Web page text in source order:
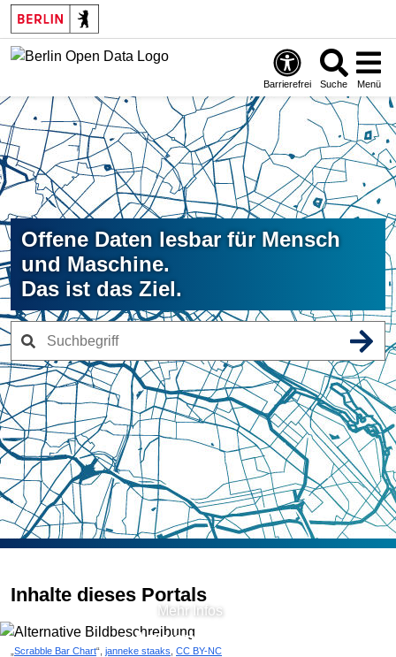
Skip
to
main
Barrierefrei Suche Menü
Offene Daten lesbar für Mensch
und Maschine.
Das ist das Ziel.
Inhalte dieses Portals
Mehr Infos
Scrabble Bar Chart“, janneke staaks CC BY-NC
Anwendungen